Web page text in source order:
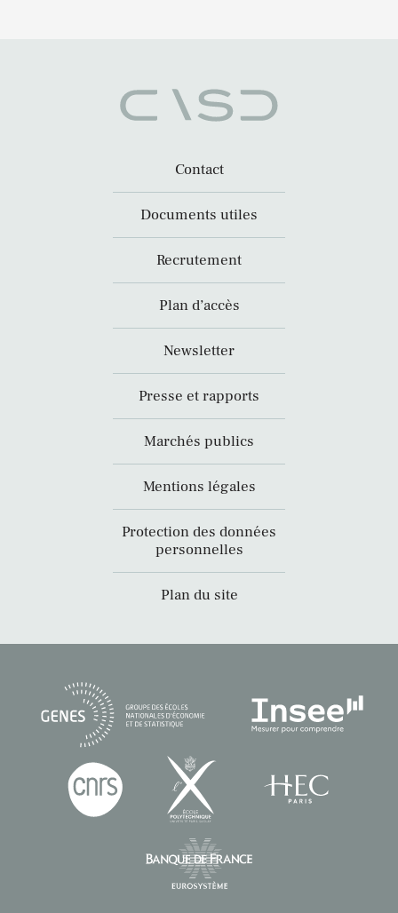
Contact
Documents utiles
Recrutement
Plan d’accès
Newsletter
Presse et rapports
Marchés publics
Mentions légales
Protection des données
personnelles
Plan du site